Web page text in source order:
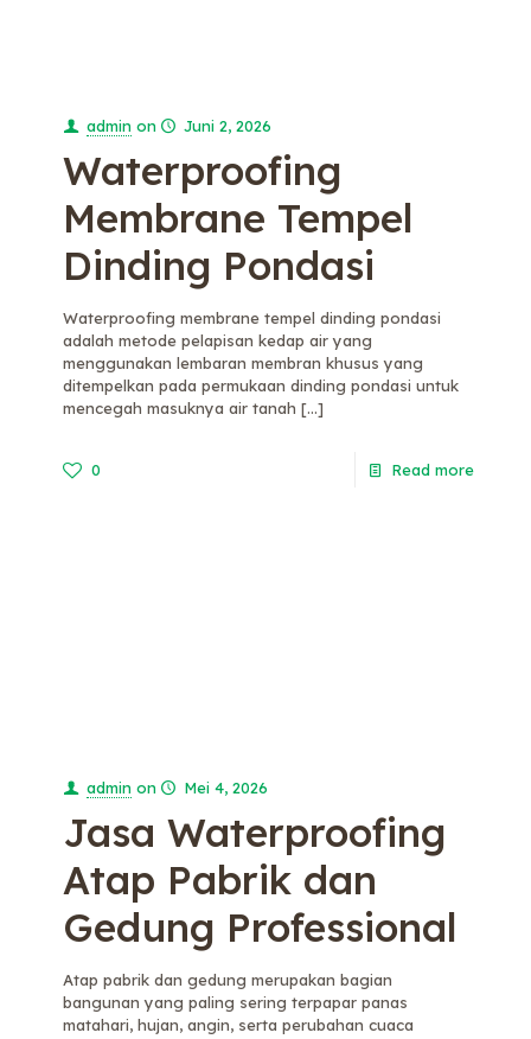
admin on Juni 2, 2026
Waterproofing
Membrane Tempel
Dinding Pondasi
Waterproofing membrane tempel dinding pondasi
adalah metode pelapisan kedap air yang
menggunakan lembaran membran khusus yang
ditempelkan pada permukaan dinding pondasi untuk
mencegah masuknya air tanah […]
0 Read more
admin on Mei 4, 2026
Jasa Waterproofing
Atap Pabrik dan
Gedung Professional
Atap pabrik dan gedung merupakan bagian
bangunan yang paling sering terpapar panas
matahari, hujan, angin, serta perubahan cuaca